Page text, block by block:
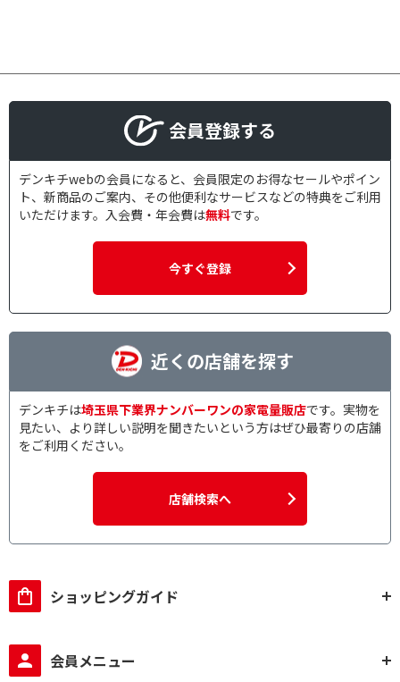
スピーカーで絞り込む
スピーカーあり
対応テレビサイズで絞り込む
～50インチ 61インチ以上
4K・8K対応
4K/8K対応で絞り込む
4K対応
3D対応で絞り込む
3D対応 3D非対応
イーサネット対応
ハイレゾで絞り込む
Bluetoothで絞り込む
会員登録する
デンキチwebの会員になると、会員限定のお得なセールやポイン
ト、新商品のご案内、その他便利なサービスなどの特典をご利用
いただけます。入会費・年会費は無料です。
今すぐ登録
近くの店舗を探す
デンキチは埼玉県下業界ナンバーワンの家電量販店です。実物を
見たい、より詳しい説明を聞きたいという方はぜひ最寄りの店舗
をご利用ください。
店舗検索へ
ショッピングガイド
会員メニュー